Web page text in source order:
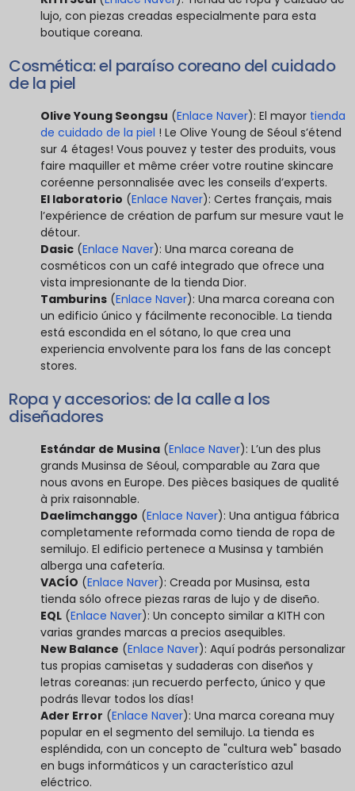
lujo, con piezas creadas especialmente para esta
boutique coreana.
Cosmética: el paraíso coreano del cuidado
de la piel
Olive Young Seongsu (Enlace Naver): El mayor tienda
de cuidado de la piel ! Le Olive Young de Séoul s’étend
sur 4 étages! Vous pouvez y tester des produits, vous
faire maquiller et même créer votre routine skincare
coréenne personnalisée avec les conseils d’experts.
El laboratorio (Enlace Naver): Certes français, mais
l’expérience de création de parfum sur mesure vaut le
détour.
Dasic (Enlace Naver): Una marca coreana de
cosméticos con un café integrado que ofrece una
vista impresionante de la tienda Dior.
Tamburins (Enlace Naver): Una marca coreana con
un edificio único y fácilmente reconocible. La tienda
está escondida en el sótano, lo que crea una
experiencia envolvente para los fans de las concept
stores.
Ropa y accesorios: de la calle a los
diseñadores
Estándar de Musina (Enlace Naver): L’un des plus
grands Musinsa de Séoul, comparable au Zara que
nous avons en Europe. Des pièces basiques de qualité
à prix raisonnable.
Daelimchanggo (Enlace Naver): Una antigua fábrica
completamente reformada como tienda de ropa de
semilujo. El edificio pertenece a Musinsa y también
alberga una cafetería.
VACÍO (Enlace Naver): Creada por Musinsa, esta
tienda sólo ofrece piezas raras de lujo y de diseño.
EQL (Enlace Naver): Un concepto similar a KITH con
varias grandes marcas a precios asequibles.
New Balance (Enlace Naver): Aquí podrás personalizar
tus propias camisetas y sudaderas con diseños y
letras coreanas: ¡un recuerdo perfecto, único y que
podrás llevar todos los días!
Ader Error (Enlace Naver): Una marca coreana muy
popular en el segmento del semilujo. La tienda es
espléndida, con un concepto de "cultura web" basado
en bugs informáticos y un característico azul
eléctrico.